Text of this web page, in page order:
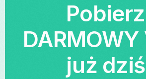
Pobierz
DARMOWY
już dziś